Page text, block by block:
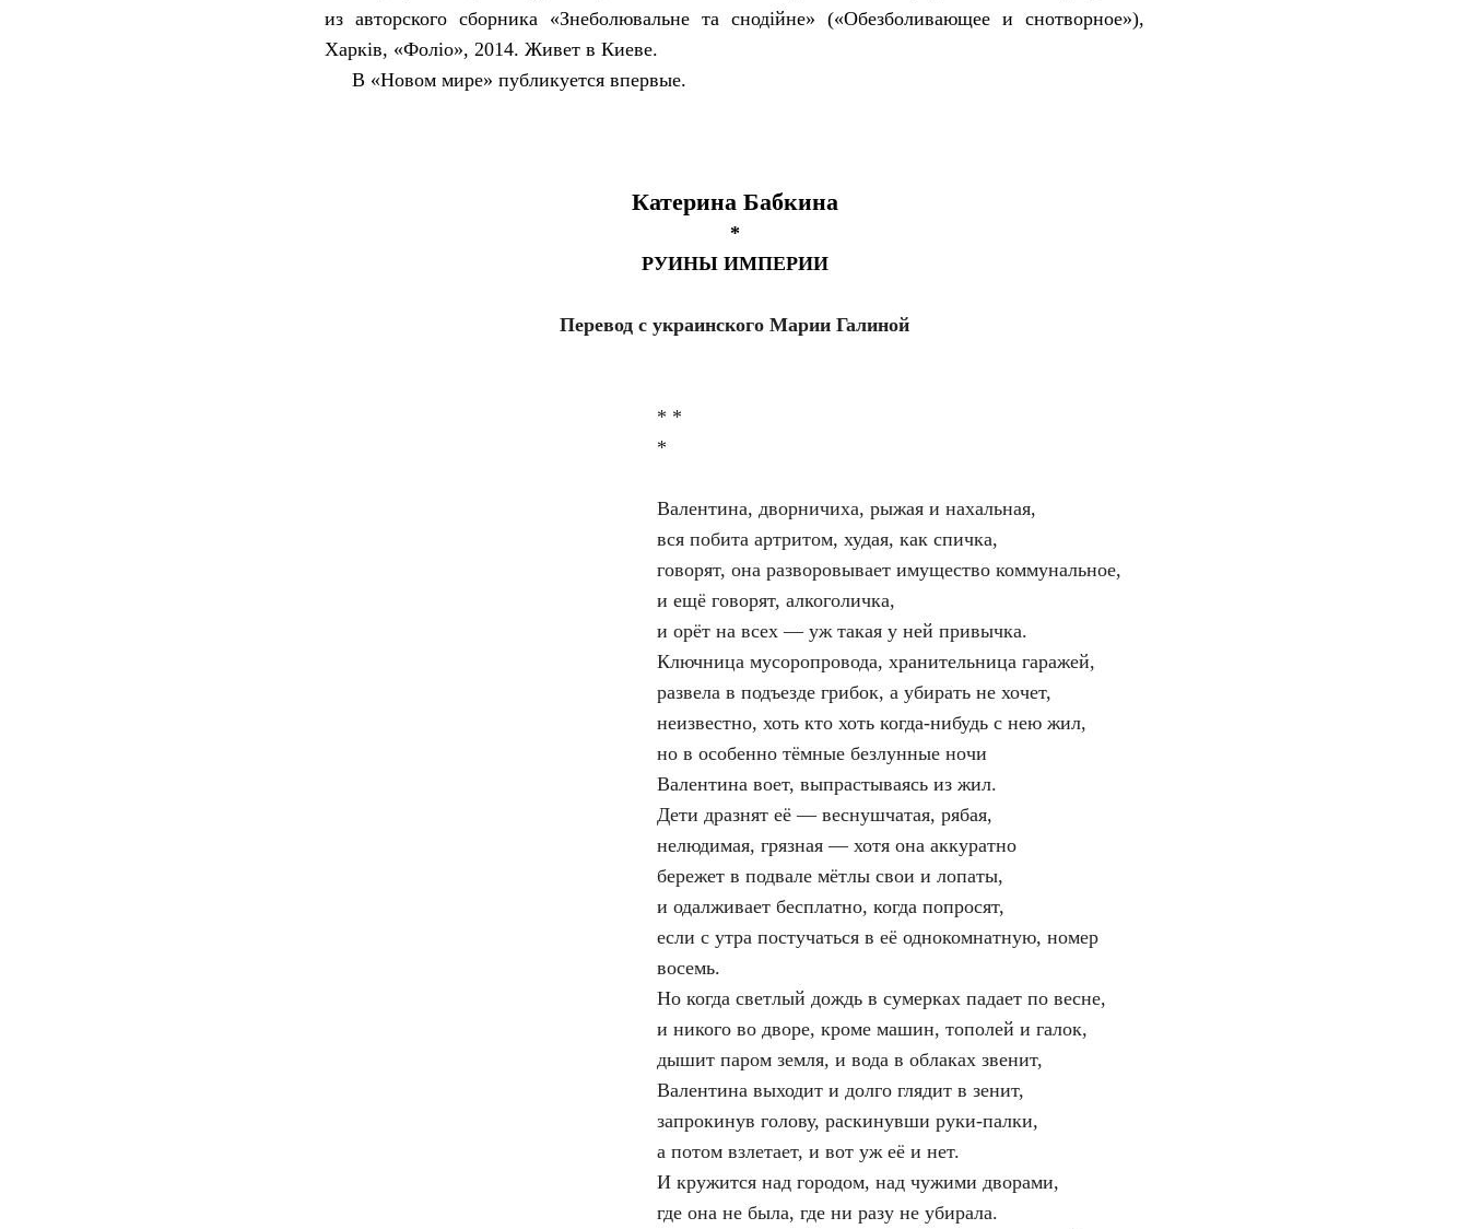
из авторского сборника «Знеболювальне та снодійне» («Обезболивающее и снотворное»),
Харків, «Фоліо», 2014. Живет в Киеве.
В «Новом мире» публикуется впервые.
Катерина Бабкина
*
РУИНЫ ИМПЕРИИ
Перевод с украинского Марии Галиной
* *
*
Валентина, дворничиха, рыжая и нахальная,
вся побита артритом, худая, как спичка,
говорят, она разворовывает имущество коммунальное,
и ещё говорят, алкоголичка,
и орёт на всех — уж такая у ней привычка.
Ключница мусоропровода, хранительница гаражей,
развела в подъезде грибок, а убирать не хочет,
неизвестно, хоть кто хоть когда-нибудь с нею жил,
но в особенно тёмные безлунные ночи
Валентина воет, выпрастываясь из жил.
Дети дразнят её — веснушчатая, рябая,
нелюдимая, грязная — хотя она аккуратно
бережет в подвале мётлы свои и лопаты,
и одалживает бесплатно, когда попросят,
если с утра постучаться в её однокомнатную, номер
восемь.
Но когда светлый дождь в сумерках падает по весне,
и никого во дворе, кроме машин, тополей и галок,
дышит паром земля, и вода в облаках звенит,
Валентина выходит и долго глядит в зенит,
запрокинув голову, раскинувши руки-палки,
а потом взлетает, и вот уж её и нет.
И кружится над городом, над чужими дворами,
где она не была, где ни разу не убирала.